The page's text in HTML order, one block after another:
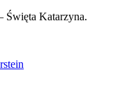
Święta Katarzyna.